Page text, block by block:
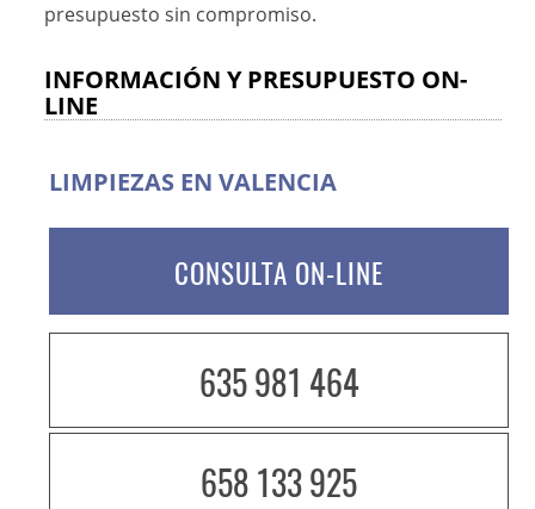
presupuesto sin compromiso.
INFORMACIÓN Y PRESUPUESTO ON-
LINE
LIMPIEZAS EN VALENCIA
CONSULTA ON-LINE
635 981 464
658 133 925